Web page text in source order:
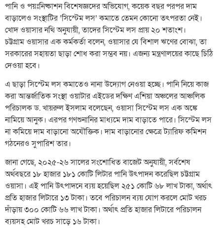
পানি ও পয়ঃনিষ্কাশন বিশেষজ্ঞদের অভিযোগ, কয়েক বছর পরপর দাম
বাড়ালেও সংস্থাটির ‘সিস্টেম লস’ কমাতে তেমন কোনো তৎপরতা নেই।
খোদ ওয়াসার নথি অনুযায়ী, তাদের সিস্টেম লস প্রায় ২০ শতাংশ।
চট্টগ্রাম ওয়াসার এক কর্মকর্তা বলেন, ওয়াসার যে বিশাল ঋণের বোঝা, তা
সরকারের সহায়তা ছাড়া শোধ করা সম্ভব নয়। এজন্য মন্ত্রণালয়ের কাছে চিঠি
দেওয়া হবে।
এ ছাড়া সিস্টেম লস কমাতেও নানা উদ্যোগ নেওয়া হচ্ছে। পানি নিয়ে কাজ
করা আন্তর্জাতিক সংস্থা ওয়াটার এইডের দক্ষিণ এশিয়া অঞ্চলের আঞ্চলিক
পরিচালক ড. খায়রুল ইসলাম বলেছেন, ওয়াসা সিস্টেম লস এক অঙ্কে
নামিয়ে আনুক। এরপর গণশুনানির মাধ্যমে দাম বাড়াতে পারে। সিস্টেম লস
না কমিয়ে দাম বাড়ানো অযৌক্তিক। দাম বাড়ানোর ক্ষেত্রে ট্যারিফ কমিশন
গঠনেরও সুপারিশ তার।
জানা গেছে, ২০২৫-২৬ সালের সংশোধিত বাজেট অনুযায়ী, সর্বশেষ
অর্থবছরে ১৮ হাজার ১৮১ কোটি লিটার পানি উৎপাদন করেছিল চট্টগ্রাম
ওয়াসা। এই পানি উৎপাদনে ব্যয় হয়েছিল ২৫১ কোটি ৬৮ লাখ টাকা, অর্থাৎ
প্রতি হাজার লিটারে ১৩ টাকা। তবে পরিচালন ব্যয় যোগ করলে মোট খরচ
দাঁড়ায় ৩০০ কোটি ৬৬ লাখ টাকা। অর্থাৎ প্রতি হাজার লিটারে পরিচালন
ব্যয়সহ মোট খরচ সাড়ে ১৬ টাকা।